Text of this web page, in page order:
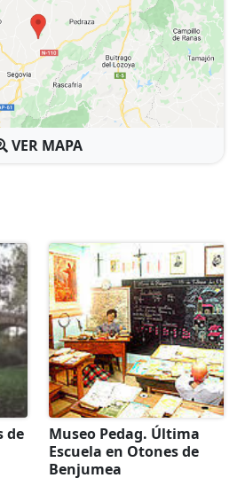
VER MAPA
de
Museo Pedag. Última
Escuela en Otones de
Benjumea